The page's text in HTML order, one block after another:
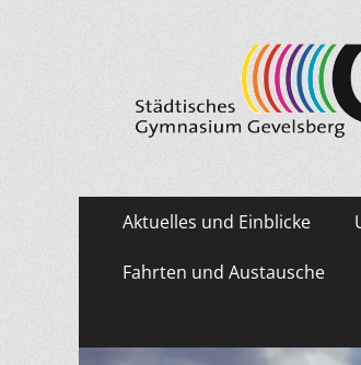
Primäres
Zum
Inhalt
springen
Aktuelles und Einblicke
Fahrten und Austausche